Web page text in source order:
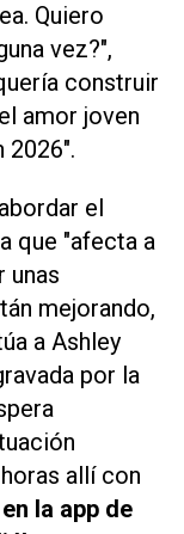
Quiero
vez?",
construir
amor joven
2026".
el
que "afecta a
unas
mejorando,
a Ashley
por la
allí con
la app de